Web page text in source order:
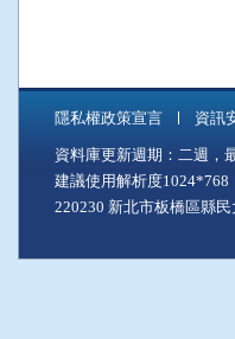
隱私權政策宣言 資訊
資料庫更新週期：二週，
建議使用解析度
220230 新北市板橋區縣